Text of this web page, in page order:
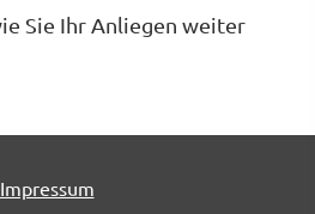
Sie Ihr Anliegen weiter
Impressum